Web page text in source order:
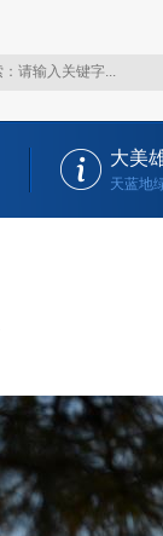
大美
天蓝地